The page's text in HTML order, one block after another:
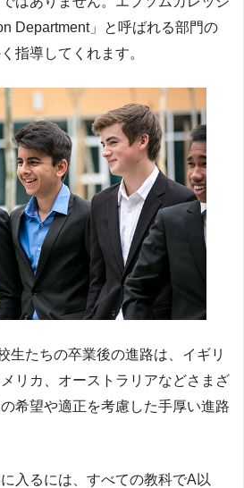
Department」と呼ばれる部門の
指導してくれます。
生たちの卒業後の進路は、イギリ
リカ、オーストラリアなどさまざ
希望や適正を考慮した手厚い進路
入るには、すべての教科でA以